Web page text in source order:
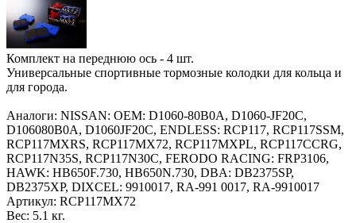
Комплект на переднюю ось - 4 шт.
Универсальные спортивные тормозные колодки для кольца и
для города.
Аналоги: NISSAN: OEM: D1060-80B0A, D1060-JF20C,
D106080B0A, D1060JF20C, ENDLESS: RCP117, RCP117SSM,
RCP117MXRS, RCP117MX72, RCP117MXPL, RCP117CCRG,
RCP117N35S, RCP117N30C, FERODO RACING: FRP3106,
HAWK: HB650F.730, HB650N.730, DBA: DB2375SP,
DB2375XP, DIXCEL: 9910017, RA-991 0017, RA-9910017
Артикул: RCP117MX72
Вес: 5.1 кг.